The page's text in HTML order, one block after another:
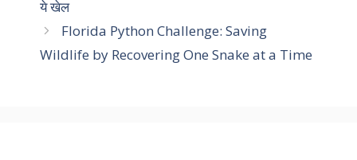
r
i
s
ये खेल
Florida Python Challenge: Saving
Wildlife by Recovering One Snake at a Time